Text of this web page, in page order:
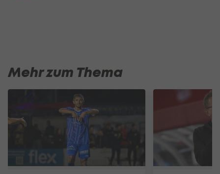
Mehr zum Thema